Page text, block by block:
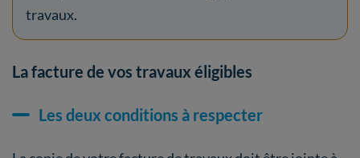
travaux.
La facture de vos travaux éligibles
Les deux conditions à respecter